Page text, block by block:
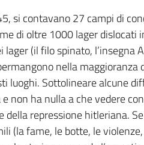
si contavano 27 campi di
di oltre 1000 lager dislocati
(il filo spinato, l’insegna
nella maggioranza
luoghi. Sottolineare alcune
non ha nulla a che vedere
repressione hitleriana.
(la fame, le botte, le